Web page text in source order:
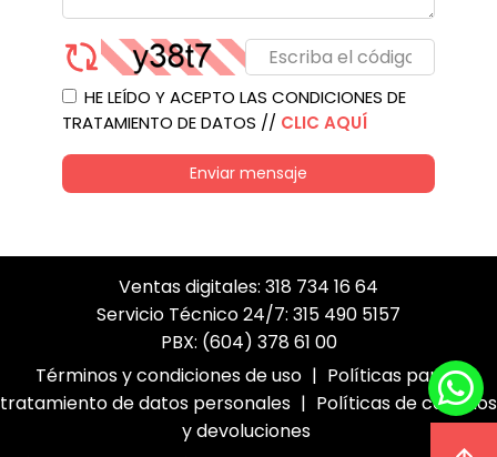
HE LEÍDO Y ACEPTO LAS CONDICIONES DE
TRATAMIENTO DE DATOS // CLIC AQUÍ
Enviar mensaje
Ventas digitales: 318 734 16 64
Servicio Técnico 24/7: 315 490 5157
PBX: (604) 378 61 00
Términos y condiciones de uso | Políticas para el
tratamiento de datos personales | Políticas de cambios
y devoluciones